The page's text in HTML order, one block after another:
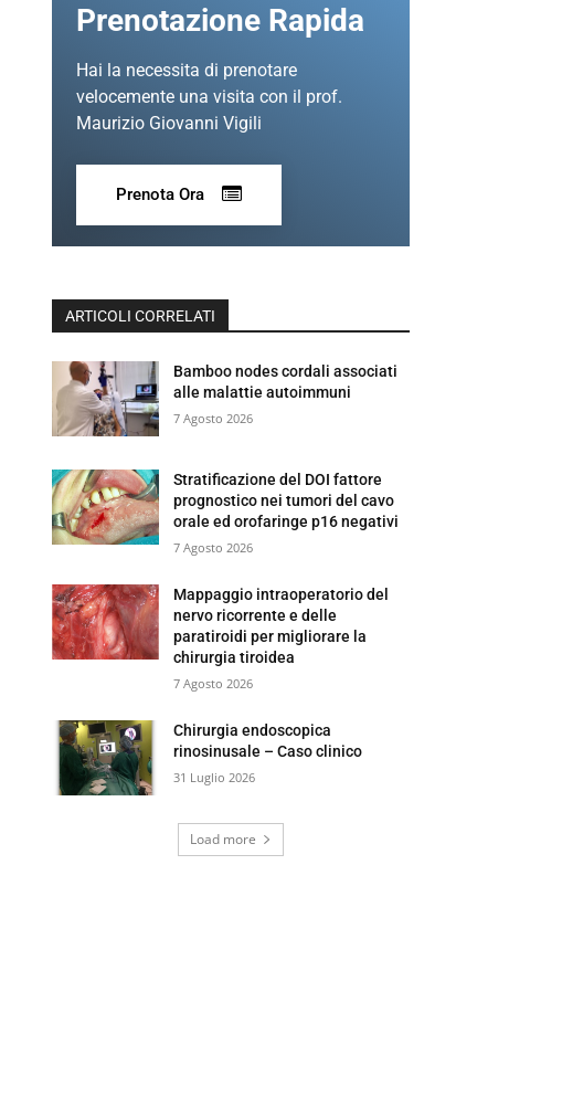
Prenotazione Rapida
Hai la necessita di prenotare
velocemente una visita con il prof.
Maurizio Giovanni Vigili
Prenota Ora
ARTICOLI CORRELATI
Bamboo nodes cordali associati
alle malattie autoimmuni
7 Agosto 2026
Stratificazione del DOI fattore
prognostico nei tumori del cavo
orale ed orofaringe p16 negativi
7 Agosto 2026
Mappaggio intraoperatorio del
nervo ricorrente e delle
paratiroidi per migliorare la
chirurgia tiroidea
7 Agosto 2026
Chirurgia endoscopica
rinosinusale – Caso clinico
31 Luglio 2026
Load more